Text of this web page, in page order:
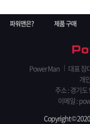
파워맨은? 제품 구매
Power Man 대표 장
개
주소 : 경기
이메일 :
Copyright ©